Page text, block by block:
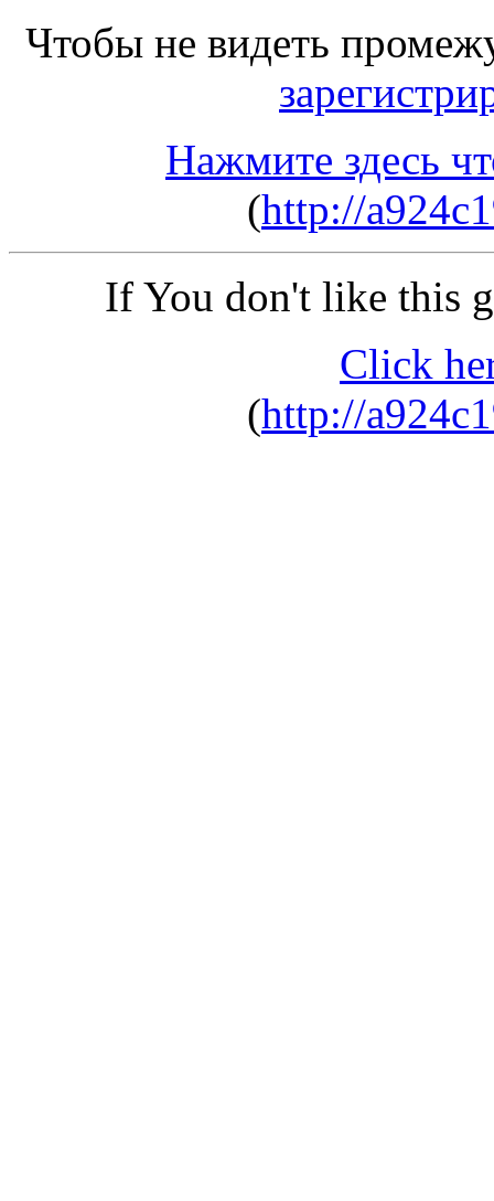
Чтобы не видеть
Нажмите здесь
(http://
If You don't like this
Click
(http://